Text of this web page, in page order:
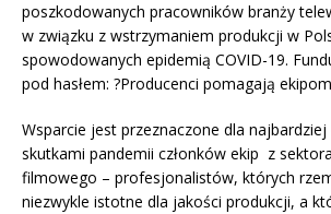
poszkodowanych pracowników branży
w związku z wstrzymaniem produkcji w
spowodowanych epidemią COVID-19.
pod hasłem: ?Producenci pomagają
Wsparcie jest przeznaczone dla
skutkami pandemii członków ekip z
filmowego – profesjonalistów, których
niezwykle istotne dla jakości produkcji, a